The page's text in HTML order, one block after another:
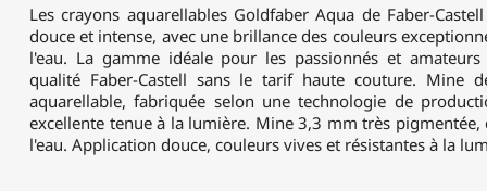
Les crayons aquarellables Goldfaber Aqua de Faber-
douce et intense, avec une brillance des couleurs
l'eau. La gamme idéale pour les passionnés et
qualité Faber-Castell sans le tarif haute couture. Mine
aquarellable, fabriquée selon une technologie de
excellente tenue à la lumière. Mine 3,3 mm très
l'eau. Application douce, couleurs vives et résistantes à la